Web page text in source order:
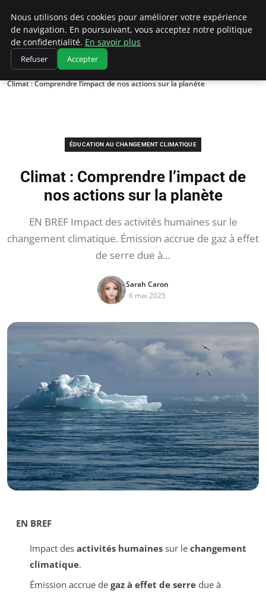
Climatedebtagents
Accueil
Éducation au changement climatique
Climat : Comprendre l’impact de nos actions sur la planète
ÉDUCATION AU CHANGEMENT CLIMATIQUE
Climat : Comprendre l’impact de
nos actions sur la planète
EN BREF Impact des activités humaines sur le
changement climatique. Émission accrue de gaz à effet
de serre due à…
Sarah Caron
6 mai 2025
EN BREF
Impact des activités humainessur le changement
climatique.
Émission accrue de gaz à effet de serredue à
Nous utilisons des cookies pour améliorer votre expérience
de navigation. En poursuivant, vous acceptez notre politique
de confidentialité. En savoir plus
Refuser Accepter